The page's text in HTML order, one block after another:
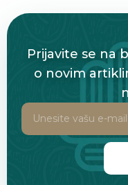
Prijavite se na
o novim